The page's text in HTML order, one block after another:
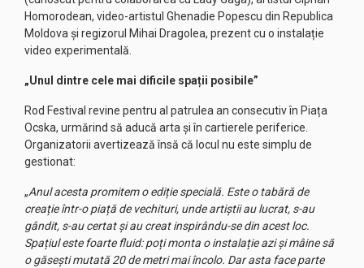
Homorodean, video-artistul Ghenadie Popescu din Republica
Moldova și regizorul Mihai Dragolea, prezent cu o instalație
video experimentală.
„Unul dintre cele mai dificile spații posibile”
Rod Festival revine pentru al patrulea an consecutiv în Piața
Ocska, urmărind să aducă arta și în cartierele periferice.
Organizatorii avertizează însă că locul nu este simplu de
gestionat:
„Anul acesta promitem o ediție specială. Este o tabără de
creație într-o piață de vechituri, unde artiștii au lucrat, s-au
gândit, s-au certat și au creat inspirându-se din acest loc.
Spațiul este foarte fluid: poți monta o instalație azi și mâine să
o găsești mutată 20 de metri mai încolo. Dar asta face parte